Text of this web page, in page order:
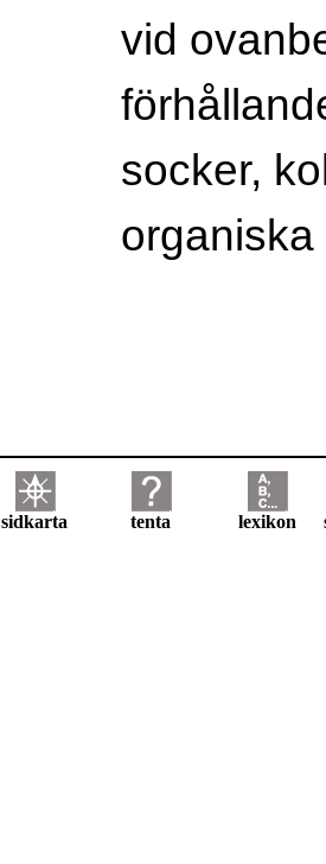
vid
socker,
sidkarta tenta lexikon